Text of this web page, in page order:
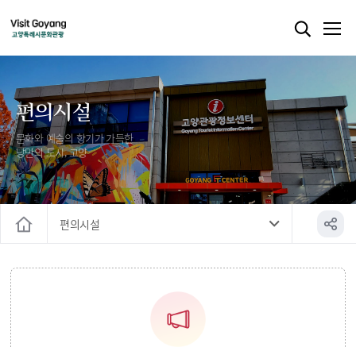
편의시설
문화와 예술의 향기가 가득한
낭만의 도시, 고양
편의시설